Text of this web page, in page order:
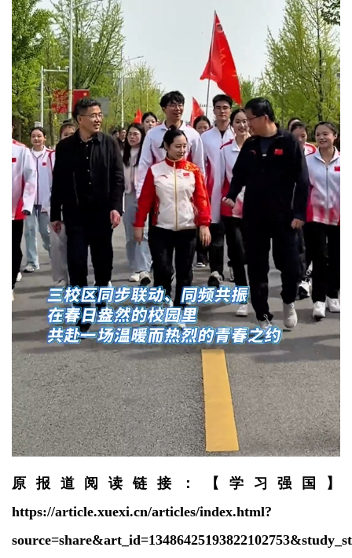
原报道阅读链接：【学习强国】
https://article.xuexi.cn/articles/index.html?